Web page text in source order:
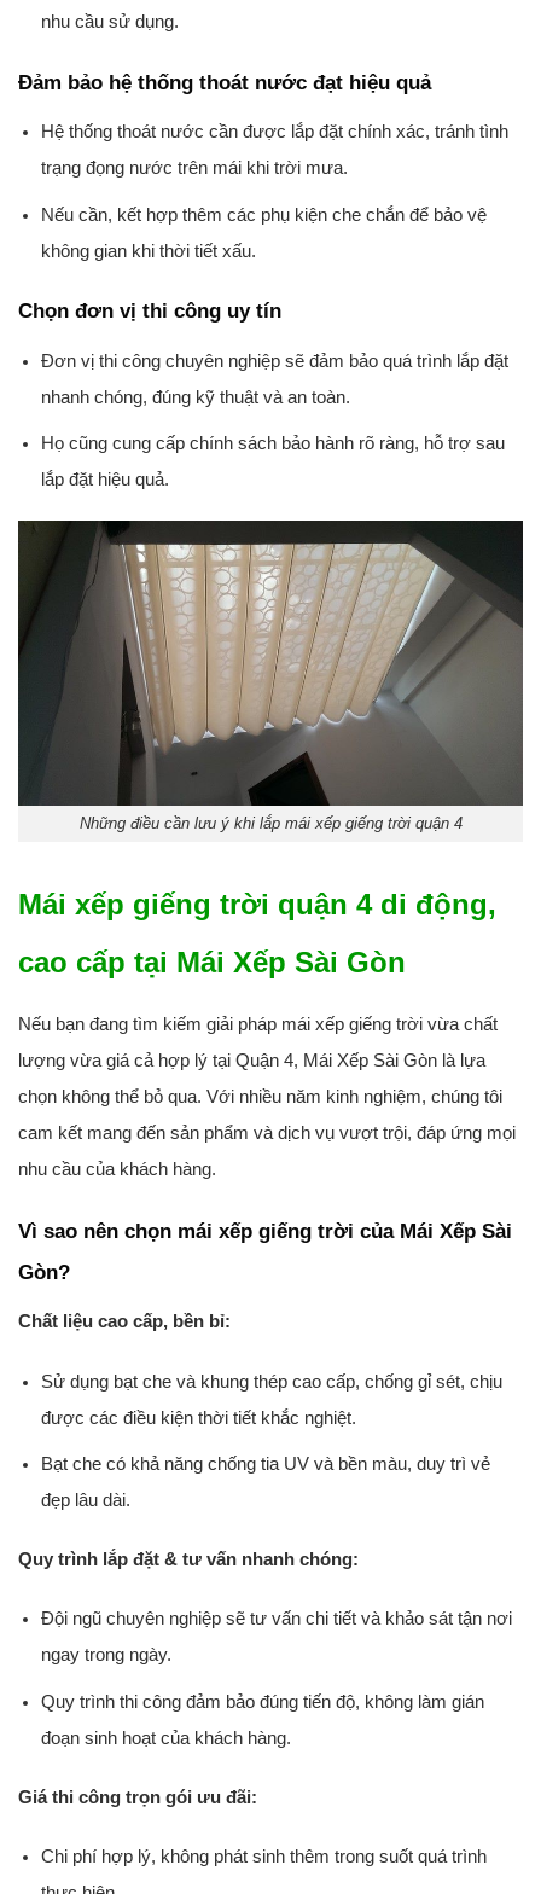
nhu cầu sử dụng.
Đảm bảo hệ thống thoát nước đạt hiệu quả
Hệ thống thoát nước cần được lắp đặt chính xác, tránh tình
trạng đọng nước trên mái khi trời mưa.
Nếu cần, kết hợp thêm các phụ kiện che chắn để bảo vệ
không gian khi thời tiết xấu.
Chọn đơn vị thi công uy tín
Đơn vị thi công chuyên nghiệp sẽ đảm bảo quá trình lắp đặt
nhanh chóng, đúng kỹ thuật và an toàn.
Họ cũng cung cấp chính sách bảo hành rõ ràng, hỗ trợ sau
lắp đặt hiệu quả.
Những điều cần lưu ý khi lắp mái xếp giếng trời quận 4
Mái xếp giếng trời quận 4 di động,
cao cấp tại Mái Xếp Sài Gòn
Nếu bạn đang tìm kiếm giải pháp mái xếp giếng trời vừa chất
lượng vừa giá cả hợp lý tại Quận 4, Mái Xếp Sài Gòn là lựa
chọn không thể bỏ qua. Với nhiều năm kinh nghiệm, chúng tôi
cam kết mang đến sản phẩm và dịch vụ vượt trội, đáp ứng mọi
nhu cầu của khách hàng.
Vì sao nên chọn mái xếp giếng trời của Mái Xếp Sài
Gòn?
Chất liệu cao cấp, bền bỉ:
Sử dụng bạt che và khung thép cao cấp, chống gỉ sét, chịu
được các điều kiện thời tiết khắc nghiệt.
Bạt che có khả năng chống tia UV và bền màu, duy trì vẻ
đẹp lâu dài.
Quy trình lắp đặt & tư vấn nhanh chóng:
Đội ngũ chuyên nghiệp sẽ tư vấn chi tiết và khảo sát tận nơi
ngay trong ngày.
Quy trình thi công đảm bảo đúng tiến độ, không làm gián
đoạn sinh hoạt của khách hàng.
Giá thi công trọn gói ưu đãi:
Chi phí hợp lý, không phát sinh thêm trong suốt quá trình